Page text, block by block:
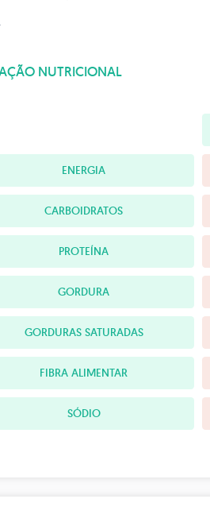
NUTRICIONAL
ENERGIA
CARBOIDRATOS
PROTEÍNA
GORDURA
GORDURAS SATURADAS
FIBRA ALIMENTAR
SÓDIO